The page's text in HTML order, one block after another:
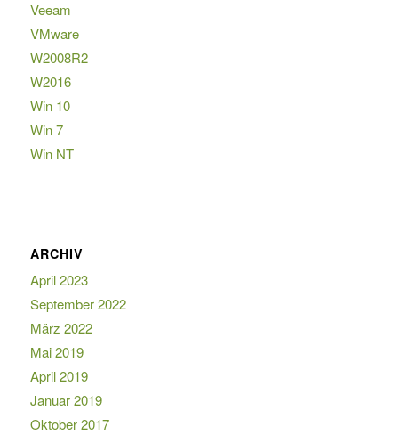
Veeam
VMware
W2008R2
W2016
Win 10
Win 7
Win NT
ARCHIV
April 2023
September 2022
März 2022
Mai 2019
April 2019
Januar 2019
Oktober 2017